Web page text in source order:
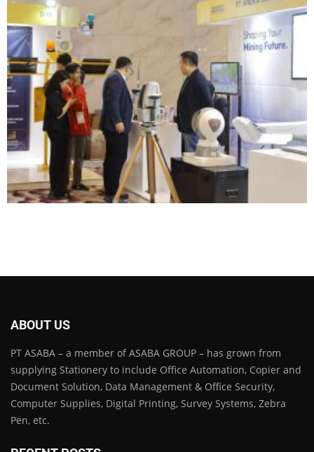
ABOUT US
PT ASABA – a member of ASABA GROUP – has grown from
supplying Stationery to include Office Automation, Copier and
Document Solution, Data Management & Office Security,
Computer Supplies, Digital Printing, Survey Systems, Zebra
Pen, etc.